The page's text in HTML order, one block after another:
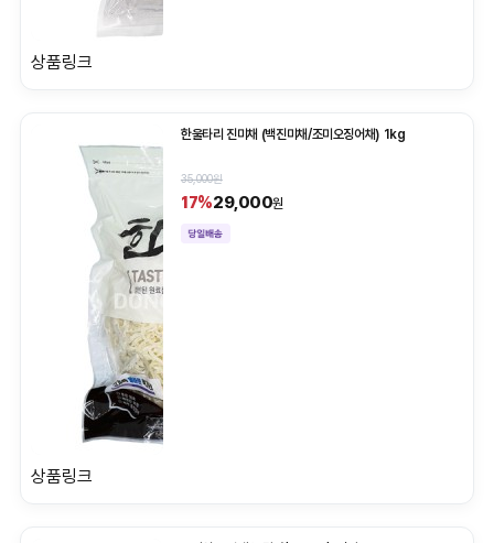
상품링크
한울타리 진미채 (백진미채/조미오징어채) 1kg
35,000원
17%29,000원
상품링크